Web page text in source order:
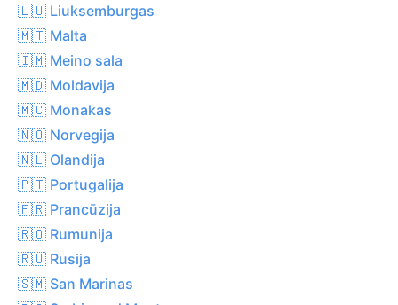
🇱🇺 Liuksemburgas
🇲🇹 Malta
🇮🇲 Meino sala
🇲🇩 Moldavija
🇲🇨 Monakas
🇳🇴 Norvegija
🇳🇱 Olandija
🇵🇹 Portugalija
🇫🇷 Prancūzija
🇷🇴 Rumunija
🇷🇺 Rusija
🇸🇲 San Marinas